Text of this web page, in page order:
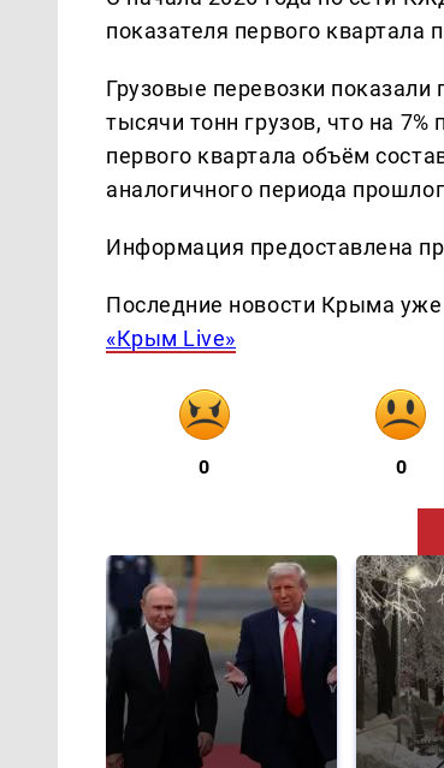
показателя первого квартала
Грузовые перевозки
тысячи тонн грузов, что на
первого квартала объём
аналогичного периода
Информация предоставлена
Последние новости Крыма
«Крым Live»
0 0